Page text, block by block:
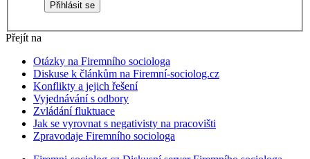
Přejít na
Otázky na Firemního sociologa
Diskuse k článkům na Firemní-sociolog.cz
Konflikty a jejich řešení
Vyjednávání s odbory
Zvládání fluktuace
Jak se vyrovnat s negativisty na pracovišti
Zpravodaje Firemního sociologa